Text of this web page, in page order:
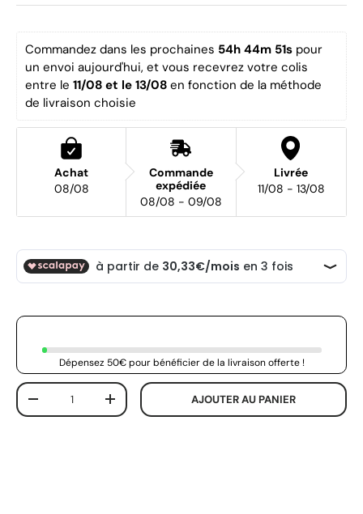
Commandez dans les prochaines 54h 44m 50s pour
un envoi aujourd'hui, et vous recevrez votre colis
entre le 11/08 et le 13/08 en fonction de la méthode
de livraison choisie
Achat
08/08
Commande
expédiée
08/08 - 09/08
Livrée
11/08 - 13/08
Dépensez 50€ pour bénéficier de la livraison offerte !
Qté
-
+ AJOUTER AU PANIER